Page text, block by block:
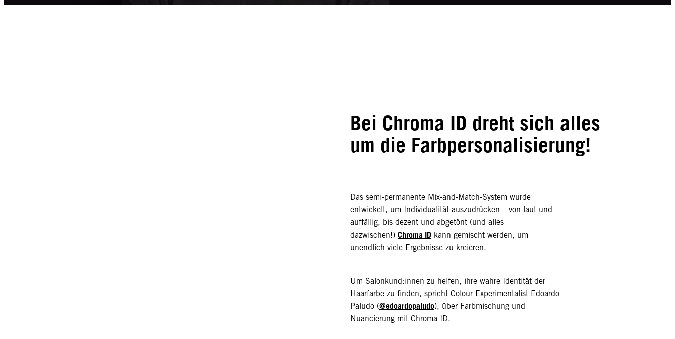
Bei Chroma ID dreht sich alles
um die Farbpersonalisierung!
Das semi-permanente Mix-and-Match-System wurde
entwickelt, um Individualität auszudrücken – von laut und
auffällig, bis dezent und abgetönt (und alles
dazwischen!) Chroma ID kann gemischt werden, um
unendlich viele Ergebnisse zu kreieren.
Um Salonkund:innen zu helfen, ihre wahre Identität der
Haarfarbe zu finden, spricht Colour Experimentalist Edoardo
Paludo (@edoardopaludo), über Farbmischung und
Nuancierung mit Chroma ID.